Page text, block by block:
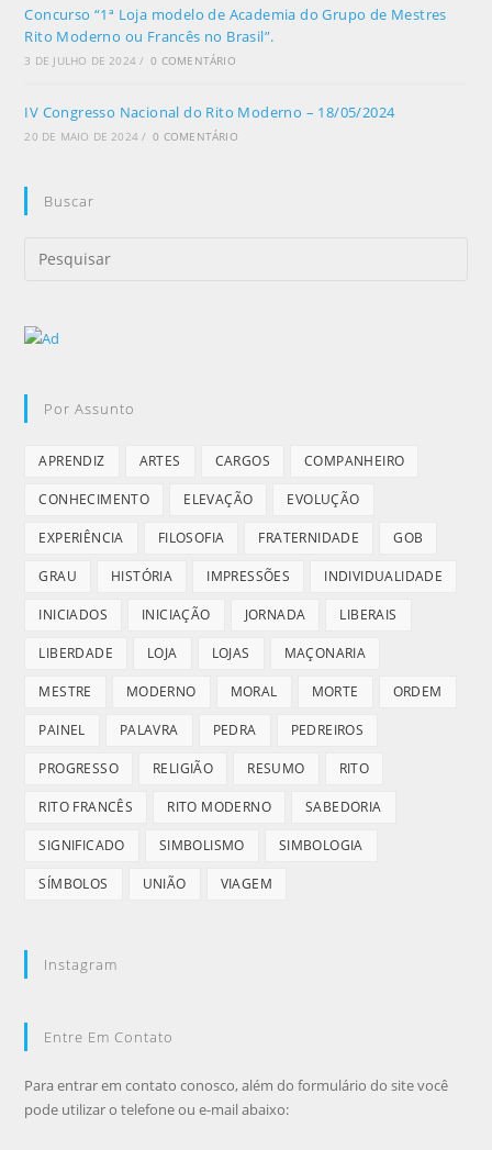
Concurso “1ª Loja modelo de Academia do Grupo de Mestres
Rito Moderno ou Francês no Brasil”.
3 DE JULHO DE 2024 / 0 COMENTÁRIO
IV Congresso Nacional do Rito Moderno – 18/05/2024
20 DE MAIO DE 2024 / 0 COMENTÁRIO
Buscar
Por Assunto
APRENDIZ ARTES CARGOS COMPANHEIRO
CONHECIMENTO ELEVAÇÃO EVOLUÇÃO
EXPERIÊNCIA FILOSOFIA FRATERNIDADE GOB
GRAU HISTÓRIA IMPRESSÕES INDIVIDUALIDADE
INICIADOS INICIAÇÃO JORNADA LIBERAIS
LIBERDADE LOJA LOJAS MAÇONARIA
MESTRE MODERNO MORAL MORTE ORDEM
PAINEL PALAVRA PEDRA PEDREIROS
PROGRESSO RELIGIÃO RESUMO RITO
RITO FRANCÊS RITO MODERNO SABEDORIA
SIGNIFICADO SIMBOLISMO SIMBOLOGIA
SÍMBOLOS UNIÃO VIAGEM
Instagram
Entre Em Contato
Para entrar em contato conosco, além do formulário do site você
pode utilizar o telefone ou e-mail abaixo: